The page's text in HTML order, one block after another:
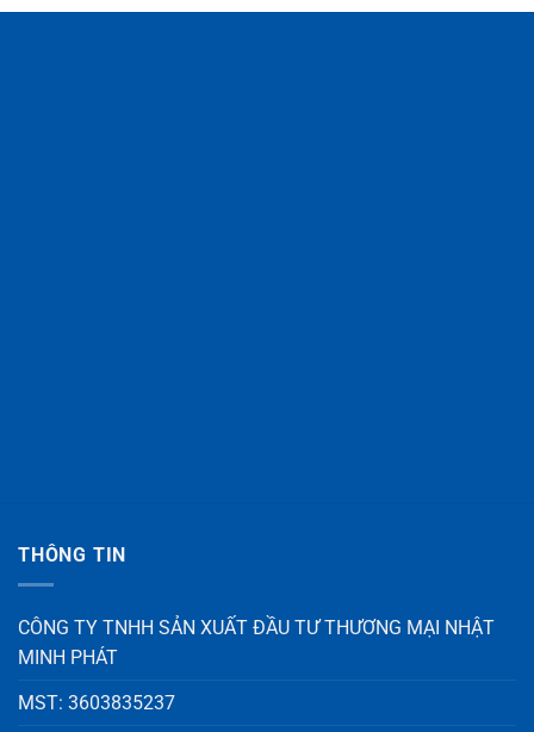
THÔNG TIN
CÔNG TY TNHH SẢN XUẤT ĐẦU TƯ THƯƠNG MẠI NHẬT
MINH PHÁT
MST: 3603835237